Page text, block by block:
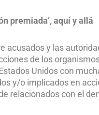
premiada’, aquí y allá
acusados y las
de los
Unidos con
y/o implicados en
relacionados con el